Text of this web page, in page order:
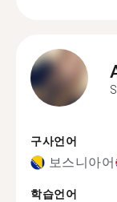
구사언어
보스니아어
학습언어